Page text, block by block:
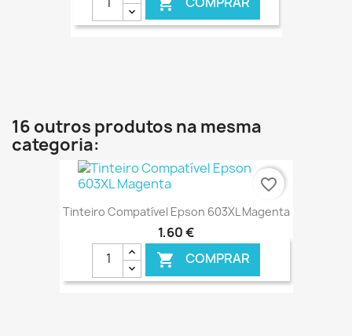
16 outros produtos na mesma
categoria:
Tinteiro Compatível Epson 603XL Magenta
1,60 €
 COMPRAR
favorite_border